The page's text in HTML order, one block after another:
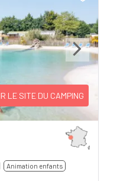
Next
LE SITE DU CAMPING
Animation enfants